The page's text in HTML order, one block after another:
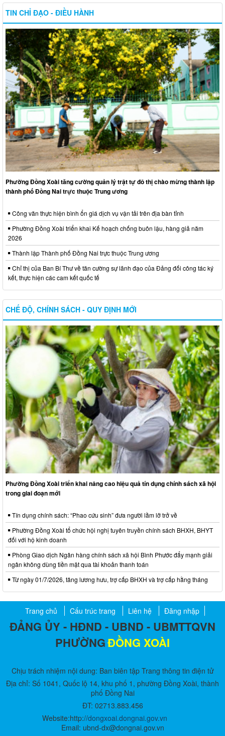
TIN CHỈ ĐẠO - ĐIỀU HÀNH
Phường Đồng Xoài tăng cường quản lý trật tự đô thị chào mừng thành lập
thành phố Đồng Nai trực thuộc Trung ương
Công văn thực hiện bình ổn giá dịch vụ vận tải trên địa bàn tỉnh
Phường Đồng Xoài triển khai Kế hoạch chống buôn lậu, hàng giả năm
2026
Thành lập Thành phố Đồng Nai trực thuộc Trung ương
Chỉ thị của Ban Bí Thư về tăn cường sự lãnh đạo của Đảng đối công tác ký
kết, thực hiện các cam kết quốc tế
CHẾ ĐỘ, CHÍNH SÁCH - QUY ĐỊNH MỚI
Phường Đồng Xoài triển khai nâng cao hiệu quả tín dụng chính sách xã hội
trong giai đoạn mới
Tín dụng chính sách: “Phao cứu sinh” đưa người lầm lỡ trở về
Phường Đồng Xoài tổ chức hội nghị tuyên truyền chính sách BHXH, BHYT
đối với hộ kinh doanh
Phòng Giao dịch Ngân hàng chính sách xã hội Bình Phước đẩy mạnh giải
ngân không dùng tiền mặt qua tài khoản thanh toán
Từ ngày 01/7/2026, tăng lương hưu, trợ cấp BHXH và trợ cấp hằng tháng
Trang chủ Cấu trúc trang Liên hệ Đăng nhập
ĐẢNG ỦY - HĐND - UBND - UBMTTQVN
PHƯỜNGĐỒNG XOÀI
Chịu trách nhiệm nội dung: Ban biên tập Trang thông tin điện tử
Địa chỉ: Số 1041, Quốc lộ 14, khu phố 1, phường Đồng Xoài, thành
phố Đồng Nai
ĐT: 02713.883.456
Website:http://dongxoai.dongnai.gov.vn
Email: ubnd-dx@dongnai.gov.vn​